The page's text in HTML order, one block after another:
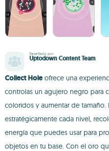
Reseñado por
Uptodown Content Team
Collect Hole ofrece una
controlas un agujero negro para
coloridos y aumentar de tamaño.
estratégicamente cada nivel,
energía que puedes usar para
objetos en tu base. Con el oro